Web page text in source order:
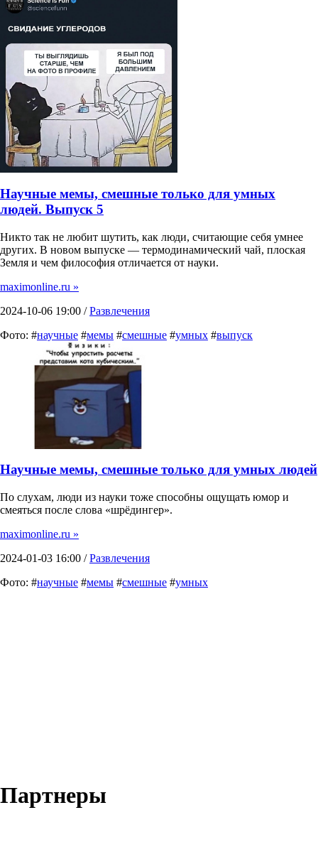
Научные мемы, смешные только для умных
людей. Выпуск 5
Никто так не любит шутить, как люди, считающие себя умнее
других. В новом выпуске — термодинамический чай, плоская
Земля и чем философия отличается от науки.
maximonline.ru »
2024-10-06 19:00 /Развлечения
Фото: #научные #мемы #смешные #умных #выпуск
Научные мемы, смешные только для умных людей
По слухам, люди из науки тоже способны ощущать юмор и
смеяться после слова «шрёдингер».
maximonline.ru »
2024-01-03 16:00 /Развлечения
Фото: #научные #мемы #смешные #умных
Партнеры